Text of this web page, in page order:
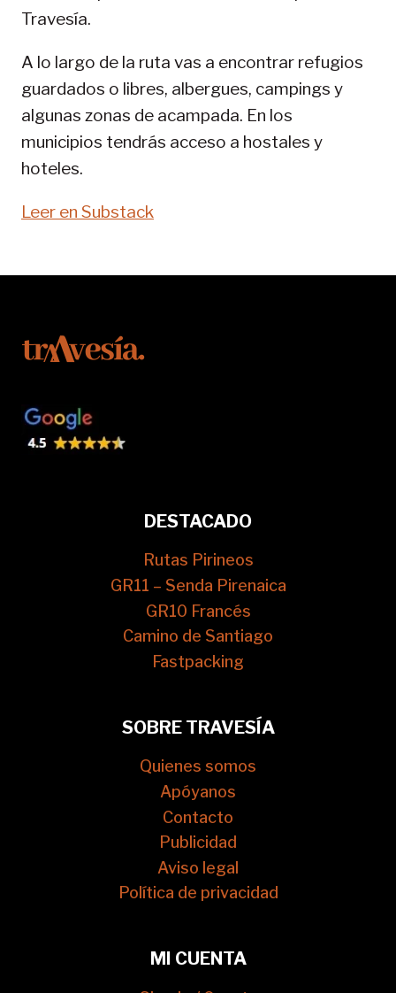
Travesía.
A lo largo de la ruta vas a encontrar refugios
guardados o libres, albergues, campings y
algunas zonas de acampada. En los
municipios tendrás acceso a hostales y
hoteles.
Leer en Substack
DESTACADO
Rutas Pirineos
GR11 – Senda Pirenaica
GR10 Francés
Camino de Santiago
Fastpacking
SOBRE TRAVESÍA
Quienes somos
Apóyanos
Contacto
Publicidad
Aviso legal
Política de privacidad
MI CUENTA